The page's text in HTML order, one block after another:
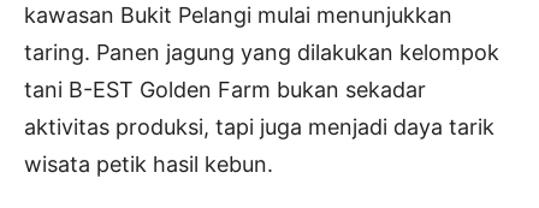
kawasan Bukit Pelangi mulai menunjukkan
taring. Panen jagung yang dilakukan kelompok
tani B-EST Golden Farm bukan sekadar
aktivitas produksi, tapi juga menjadi daya tarik
wisata petik hasil kebun.